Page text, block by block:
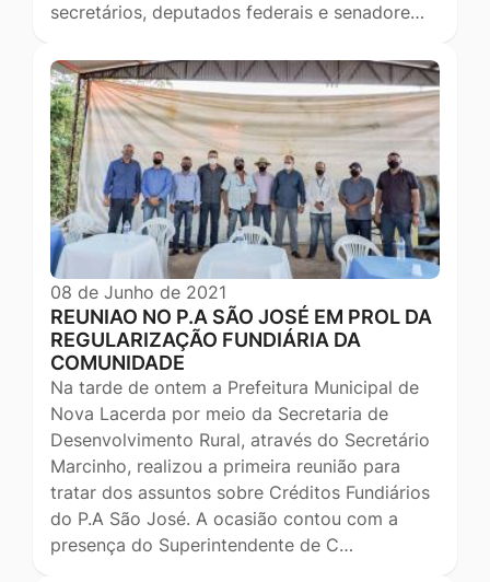
secretários, deputados federais e senadore…
08 de Junho de 2021
REUNIAO NO P.A SÃO JOSÉ EM PROL DA
REGULARIZAÇÃO FUNDIÁRIA DA
COMUNIDADE
Na tarde de ontem a Prefeitura Municipal de
Nova Lacerda por meio da Secretaria de
Desenvolvimento Rural, através do Secretário
Marcinho, realizou a primeira reunião para
tratar dos assuntos sobre Créditos Fundiários
do P.A São José. A ocasião contou com a
presença do Superintendente de C…